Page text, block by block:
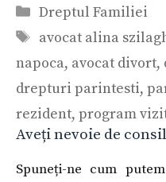
Categorii
Dreptul Familiei
Etichete
avocat alina
napoca, avocat divort,
drepturi parintesti,
rezident, program
Aveți nevoie de
Spuneți-ne cum